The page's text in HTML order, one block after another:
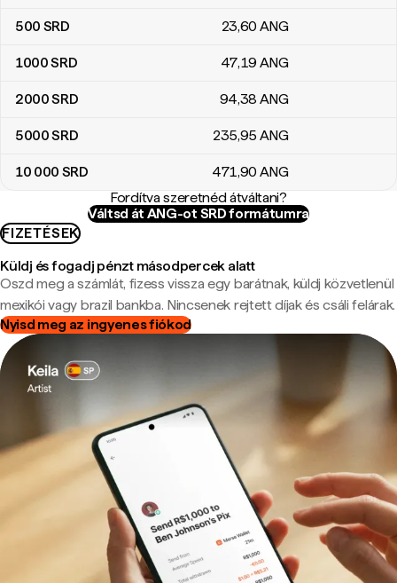
500 SRD 23,60 ANG
1000SRD 47,19 ANG
2000SRD 94,38 ANG
5000SRD 235,95 ANG
10 000 SRD 471,90 ANG
Fordítva szeretnéd átváltani?
Váltsd át ANG-ot SRD formátumra
FIZETÉSEK
Küldj és fogadj pénzt másodpercek alatt
Oszd meg a számlát, fizess vissza egy barátnak, küldj közvetlenül
mexikói vagy brazil bankba. Nincsenek rejtett díjak és csáli felárak.
Nyisd meg az ingyenes fiókod